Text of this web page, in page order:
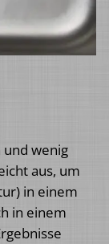
wenig
aus, um
in einem
in einem